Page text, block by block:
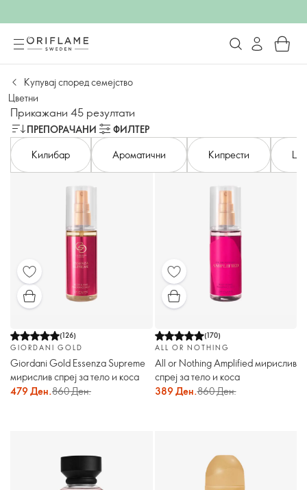
Купувај според семејство
Цветни
Прикажани 45 резултати
ПРЕПОРАЧАНИ
ФИЛТЕР
Килибар
Ароматични Кипрести
(126)
GIORDANI GOLD
Giordani Gold Essenza Supreme
мирислив спреј за тело и коса
479 Ден.860 Ден.
(170)
ALL OR NOTHING
All or Nothing Amplified мирислив
спреј за тело и коса
389 Ден.860 Ден.